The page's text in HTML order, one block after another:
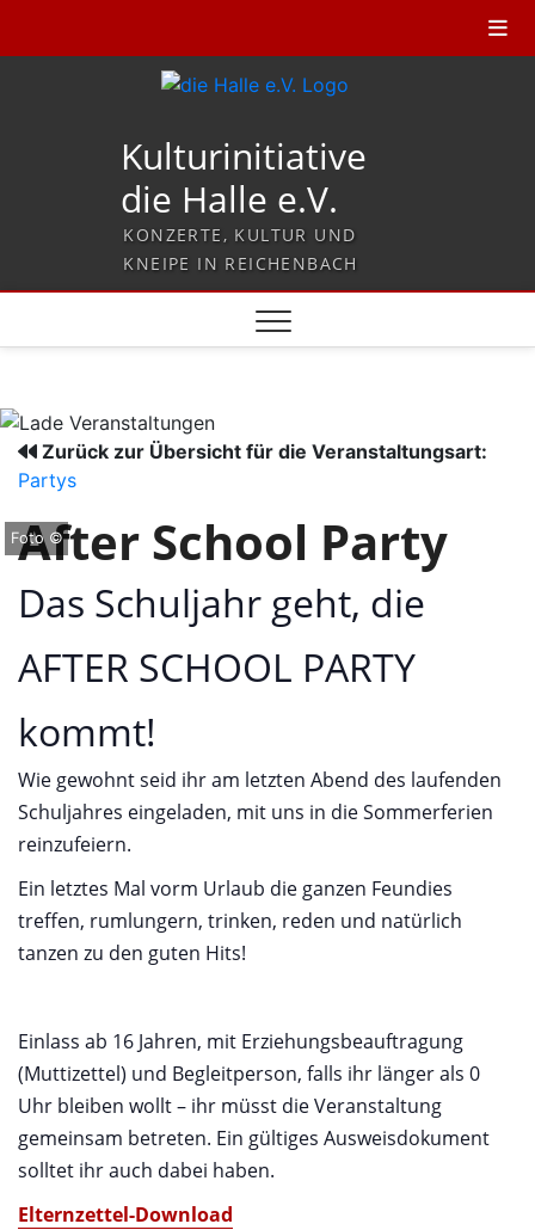
Kulturinitiative
die Halle e.V.
KONZERTE, KULTUR UND
KNEIPE IN REICHENBACH
Zurück zur Übersicht für die Veranstaltungsart:
Partys
Foto ©
After School Party
Das Schuljahr geht, die
AFTER SCHOOL PARTY
kommt!
Wie gewohnt seid ihr am letzten Abend des laufenden
Schuljahres eingeladen, mit uns in die Sommerferien
reinzufeiern.
Ein letztes Mal vorm Urlaub die ganzen Feundies
treffen, rumlungern, trinken, reden und natürlich
tanzen zu den guten Hits!
Einlass ab 16 Jahren, mit Erziehungsbeauftragung
(Muttizettel) und Begleitperson, falls ihr länger als 0
Uhr bleiben wollt – ihr müsst die Veranstaltung
gemeinsam betreten. Ein gültiges Ausweisdokument
solltet ihr auch dabei haben.
Elternzettel-Download